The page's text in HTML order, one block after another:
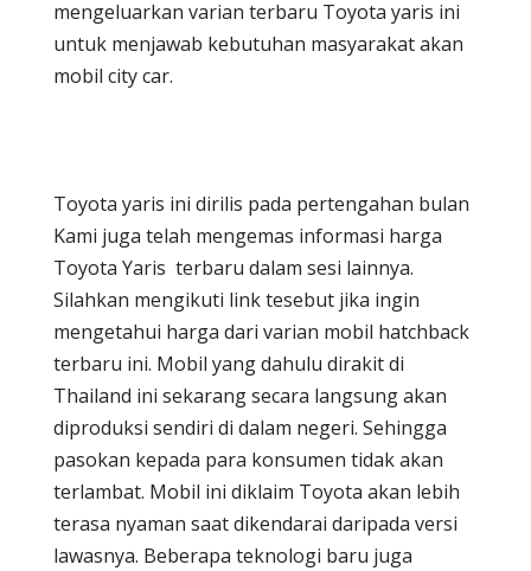
mengeluarkan varian terbaru Toyota yaris ini
untuk menjawab kebutuhan masyarakat akan
mobil city car.
Toyota yaris ini dirilis pada pertengahan bulan
Kami juga telah mengemas informasi harga
Toyota Yaris terbaru dalam sesi lainnya.
Silahkan mengikuti link tesebut jika ingin
mengetahui harga dari varian mobil hatchback
terbaru ini. Mobil yang dahulu dirakit di
Thailand ini sekarang secara langsung akan
diproduksi sendiri di dalam negeri. Sehingga
pasokan kepada para konsumen tidak akan
terlambat. Mobil ini diklaim Toyota akan lebih
terasa nyaman saat dikendarai daripada versi
lawasnya. Beberapa teknologi baru juga